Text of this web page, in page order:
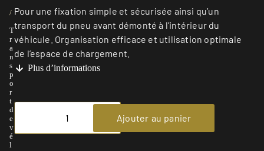
/
T
r
a
n
s
p
o
r
t
d
e
v
é
l
Pour une fixation simple et sécurisée ainsi qu’un
transport du pneu avant démonté à l’intérieur du
véhicule. Organisation efficace et utilisation optimale
de l’espace de chargement.
Plus d’informations
Ajouter au panier